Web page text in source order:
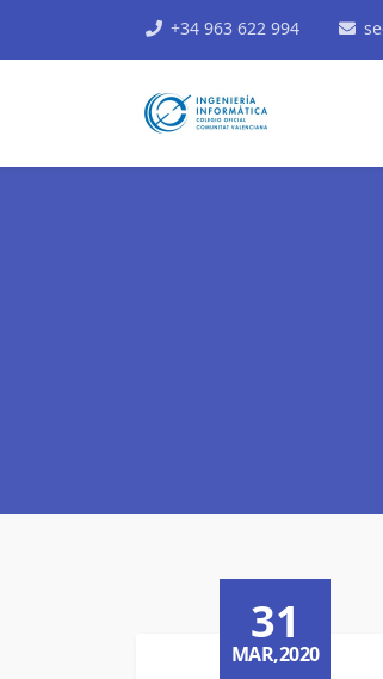
+34 963 622 994
31
MAR,2020